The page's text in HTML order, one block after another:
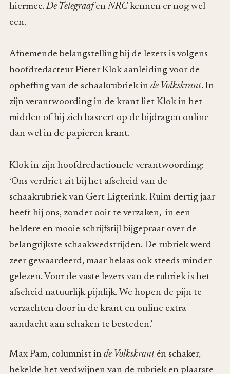
hiermee. De Telegraafen NRCkennen er nog wel
een.
Afnemende belangstelling bij de lezers is volgens
hoofdredacteur Pieter Klok aanleiding voor de
opheffing van de schaakrubriek in de Volkskrant. In
zijn verantwoording in de krant liet Klok in het
midden of hij zich baseert op de bijdragen online
dan wel in de papieren krant.
Klok in zijn hoofdredactionele verantwoording:
‘Ons verdriet zit bij het afscheid van de
schaakrubriek van Gert Ligterink. Ruim dertig jaar
heeft hij ons, zonder ooit te verzaken, in een
heldere en mooie schrijfstijl bijgepraat over de
belangrijkste schaakwedstrijden. De rubriek werd
zeer gewaardeerd, maar helaas ook steeds minder
gelezen. Voor de vaste lezers van de rubriek is het
afscheid natuurlijk pijnlijk. We hopen de pijn te
verzachten door in de krant en online extra
aandacht aan schaken te besteden.’
Max Pam, columnist in de Volkskrant én schaker,
hekelde het verdwijnen van de rubriek en plaatste